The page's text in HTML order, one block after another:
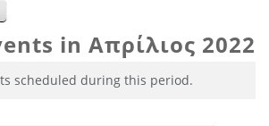
in Απρίλιος 2022
scheduled during this period.